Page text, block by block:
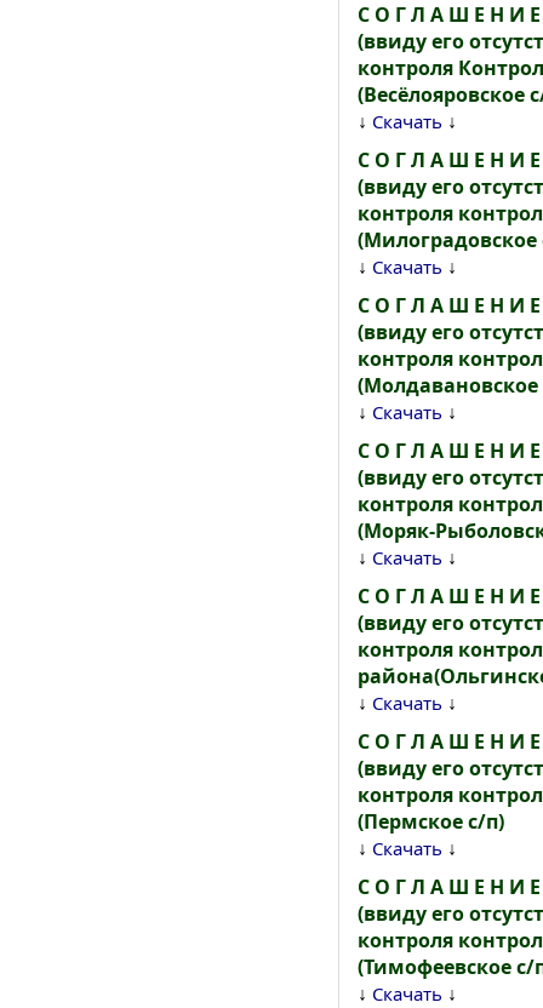
С О Г Л А Ш Е Н И
(ввиду его
контроля
(Весёлояровское
↓ Скачать ↓
С О Г Л А Ш Е Н И
(ввиду его
контроля
(Милоградовское
↓ Скачать ↓
С О Г Л А Ш Е Н И
(ввиду его
контроля
(Молдавановское
↓ Скачать ↓
С О Г Л А Ш Е Н И
(ввиду его
контроля
(Моряк-
↓ Скачать ↓
С О Г Л А Ш Е Н И
(ввиду его
контроля
↓ Скачать ↓
С О Г Л А Ш Е Н И
(ввиду его
контроля
(Пермское с/п)
↓ Скачать ↓
С О Г Л А Ш Е Н И
(ввиду его
контроля
(Тимофеевское с/
↓ Скачать ↓